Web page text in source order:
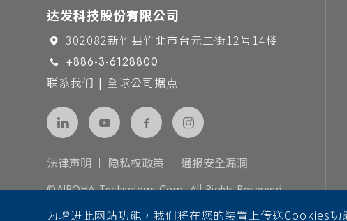
为增进此网站功能，我们将在您的装置上传送Cookies
达发科技股份有限公司
302082新竹县竹北市台元二街12号14楼
+886-3-6128800
联系我们 | 全球公司据点
法律声明 隐私权政策 通报安全漏洞
©AIROHA Technology Corp. All Rights Reserved.